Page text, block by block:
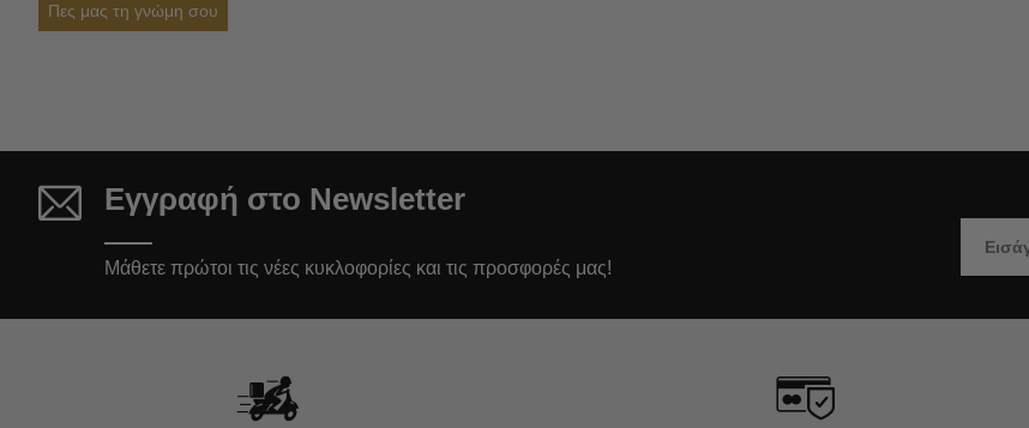
Πες μας τη γνώμη σου
Εγγραφή στο Newsletter
Μάθετε πρώτοι τις νέες κυκλοφορίες και τις προσφορές μας!